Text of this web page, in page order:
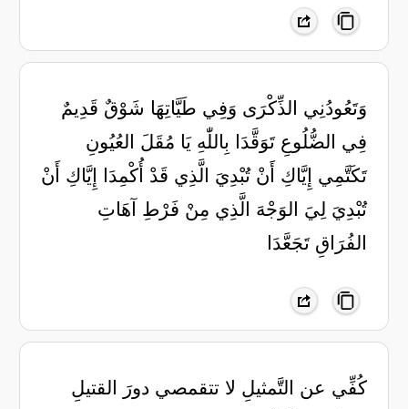
وَتَعُودُنِي الذِّكْرَى وَفِي طَيَّاتِهَا شَوْقٌ قَدِيمٌ
فِي الضُّلُوعِ تَوَقَّدَا بِاللّٰهِ يَا مُقَلَ العُيُونِ
تَكَتَّمِي إِيَّاكِ أَنْ تُبْدِيَ الَّذِي قَدْ أُكْمِدَا إِيَّاكِ أَنْ
تُبْدِيَ لِيَ الوَجْهَ الَّذِي مِنْ فَرْطِ آهَاتِ
الفُرَاقِ تَجَعَّدَا
‏كُفِّي عن التَّمثيلِ لا تتقمصي دورَ القتيلِ